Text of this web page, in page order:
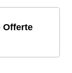
Offerte